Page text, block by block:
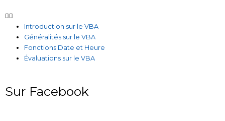
Introduction sur le VBA
Généralités sur le VBA
Fonctions Date et Heure
Évaluations sur le VBA
Sur Facebook